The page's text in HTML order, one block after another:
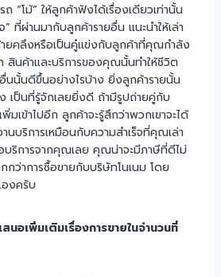
ถ “โม้” ให้ลูกค้าฟังได้เรื่องเดียวเท่านั้น
” ที่ผ่านมากับลูกค้ารายอื่น แนะนำให้เล่า
ยคลึงหรือเป็นคู๋แข่งกับลูกค้าที่คุณกำลัง
สินค้าและบริการของคุณนั้นทำให้ชีวิต
นนั้นดีขึ้นอย่างไรบ้าง ยิ่งลูกค้ารายนั้น
เป็นที่รู้จักเลยยิ่งดี ถ้ามีรูปถ่ายคู่กับ
มเข้าไปอีก ลูกค้าจะรู้สึกว่าพวกเขาจะได้
นบริการเหมือนกับความสำเร็จที่คุณเล่า
ริการจากคุณเลย คุณน่าจะมีภาษีที่ดีไม่
กว่าการซื้อขายกับบริษัทโนเนม โดย
องครับ
สนอเพิ่มเติมเรื่องการขายในจำนวนที่